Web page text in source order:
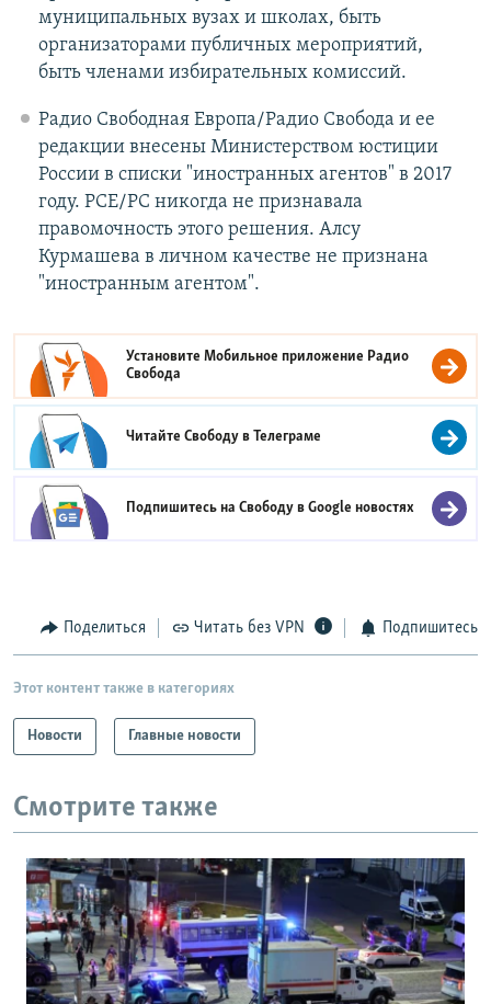
муниципальных вузах и школах, быть
организаторами публичных мероприятий,
быть членами избирательных комиссий.
Радио Свободная Европа/Радио Свобода и ее
редакции внесены Министерством юстиции
России в списки "иностранных агентов" в 2017
году. РСЕ/РС никогда не признавала
правомочность этого решения. Алсу
Курмашева в личном качестве не признана
"иностранным агентом".
Установите Мобильное приложение Радио
Свобода
Читайте Свободу вТелеграме
Подпишитесь на Свободу вGoogle новостях
Поделиться Читать без VPN Подпишитесь
Этот контент также в категориях
Новости Главные новости
Смотрите также